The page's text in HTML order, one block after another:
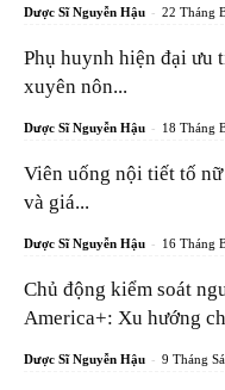
Dược Sĩ Nguyễn Hậu - 22 Tháng
Phụ huynh hiện đại ưu
xuyên nôn...
Dược Sĩ Nguyễn Hậu - 18 Tháng
Viên uống nội tiết tố
và giá...
Dược Sĩ Nguyễn Hậu - 16 Tháng
Chủ động kiểm soát
America+: Xu hướng
Dược Sĩ Nguyễn Hậu - 9 Tháng